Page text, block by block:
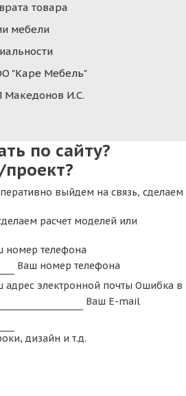
товара
мебели
"Каре Мебель"
Македонов И.С.
по сайту?
выйдем на связь, сделаем
расчет моделей или
номер телефона
Ваш номер телефона
адрес электронной почты Ошибка в
Ваш E-mail
дизайн и т.д.